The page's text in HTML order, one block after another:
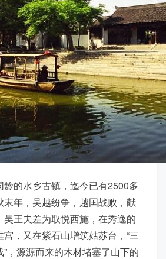
的水乡古镇，迄今已有2500多
末年，吴越纷争，越国战败，献
吴王夫差为取悦西施，在秀逸的
，又在紫石山增筑姑苏台，“三
，源源而来的木材堵塞了山下的